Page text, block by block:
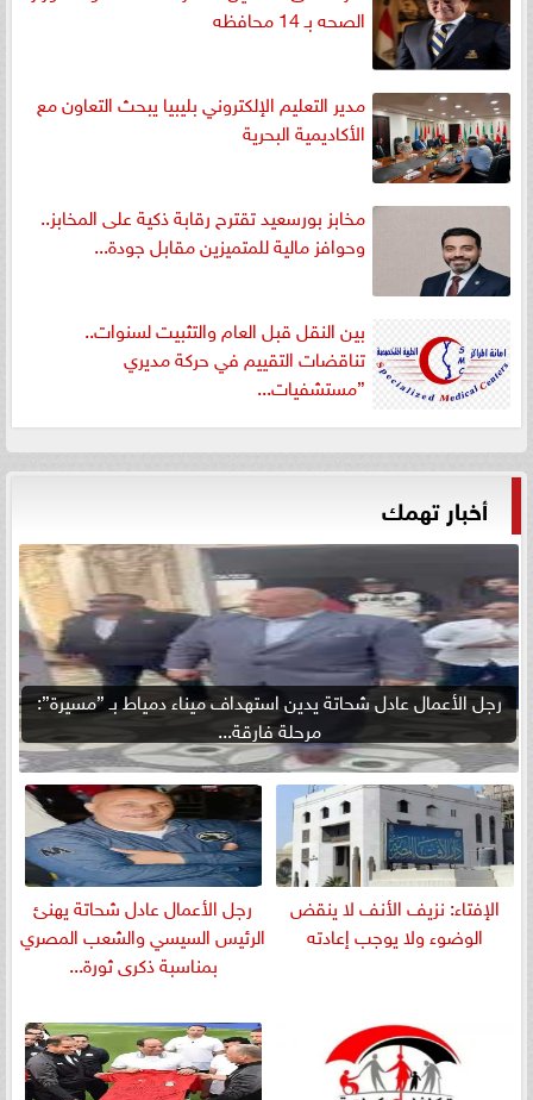
الصحه بـ 14 محافظه
مدير التعليم الإلكتروني بليبيا يبحث التعاون مع
الأكاديمية البحرية
مخابز بورسعيد تقترح رقابة ذكية على المخابز..
وحوافز مالية للمتميزين مقابل جودة...
بين النقل قبل العام والتثبيت لسنوات..
تناقضات التقييم في حركة مديري
”مستشفيات...
أخبار تهمك
رجل الأعمال عادل شحاتة يدين استهداف ميناء دمياط بـ ”مسيرة”:
مرحلة فارقة...
الإفتاء: نزيف الأنف لا ينقض
الوضوء ولا يوجب إعادته
رجل الأعمال عادل شحاتة يهنئ
الرئيس السيسي والشعب المصري
بمناسبة ذكرى ثورة...